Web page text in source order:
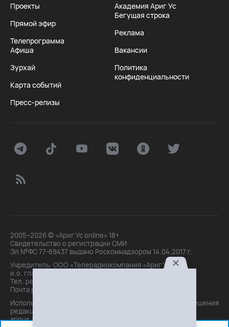
Проекты
Прямой эфир
Телепрограмма
Афиша
Зурхай
Карта событий
Пресс-релизы
Академия Ариг Ус
Бегущая строка
Реклама
Вакансии
Политика
конфиденциальности
2005–2026 © «Ариг Ус online» 18+
Свидетельство о регистрации СМИ
Эл №ФС 77-69437 выдано Роскомнадзором 14.04.2017 г.
Учредитель: ООО «Телерадиокомпания «Ариг Ус»,
и.о. главного редактора: Маханова О.Б.
Тел. peдakции: +7(3012)21-30-14,
Почта peдakции: editor@arigus.tv
Использование материалов только с письменного разрешения
редакции. При цитировании прямая активная ссылка на
arigus.tv обязательна.